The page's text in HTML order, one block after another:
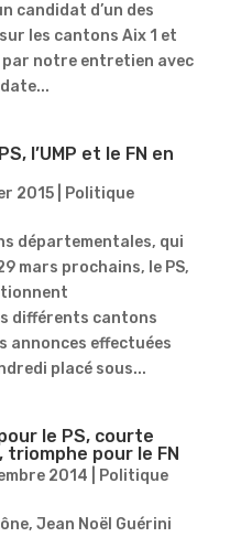
candidat d’un des
les cantons Aix 1 et
par notre entretien avec
l’UMP et le FN en
2015| Politique
départementales, qui
mars prochains, le PS,
différents cantons
annonces effectuées
placé sous...
le PS, courte
pour le FN
2014 Politique
Jean Noël Guérini